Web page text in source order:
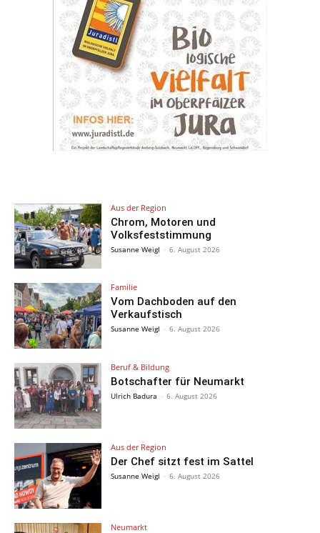
Aus der Region
Chrom, Motoren und
Volksfeststimmung
Susanne Weigl - 6. August 2026
Familie
Vom Dachboden auf den
Verkaufstisch
Susanne Weigl - 6. August 2026
Beruf & Bildung
Botschafter für Neumarkt
Ulrich Badura - 6. August 2026
Aus der Region
Der Chef sitzt fest im Sattel
Susanne Weigl - 6. August 2026
Neumarkt